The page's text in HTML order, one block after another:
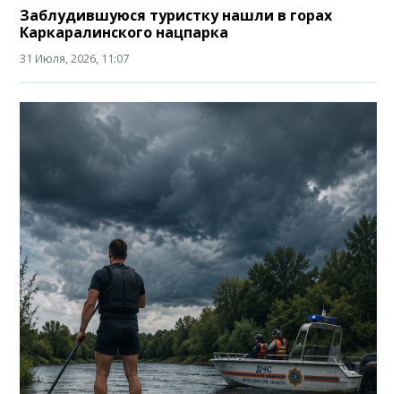
Заблудившуюся туристку нашли в горах
Каркаралинского нацпарка
31 Июля, 2026, 11:07